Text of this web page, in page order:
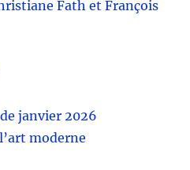
Fath et François
janvier 2026
moderne